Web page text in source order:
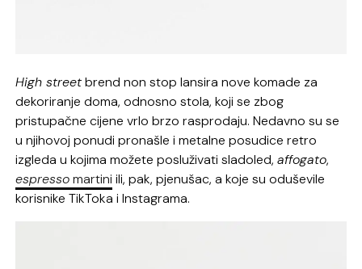
High streetbrend non stop lansira nove komade za
dekoriranje doma, odnosno stola, koji se zbog
pristupačne cijene vrlo brzo rasprodaju. Nedavno su se
u njihovoj ponudi pronašle i metalne posudice retro
izgleda u kojima možete posluživati sladoled,affogato,
espressomartini ili, pak, pjenušac, a koje su oduševile
korisnike TikToka i Instagrama.